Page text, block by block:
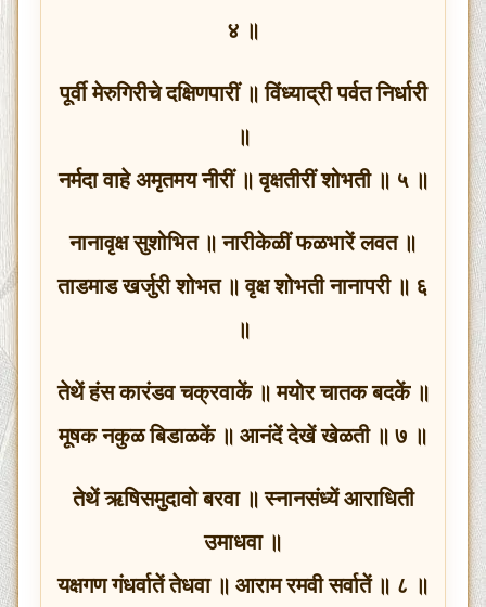
४ ॥
पूर्वी मेरुगिरीचे दक्षिणपारीं ॥ विंध्याद्री पर्वत निर्धारी
॥
नर्मदा वाहे अमृतमय नीरीं ॥ वृक्षतीरीं शोभती ॥ ५ ॥
नानावृक्ष सुशोभित ॥ नारीकेळीं फळभारें लवत ॥
ताडमाड खर्जुरी शोभत ॥ वृक्ष शोभती नानापरी ॥ ६
॥
तेथें हंस कारंडव चक्रवाकें ॥ मयोर चातक बदकें ॥
मूषक नकुळ बिडाळकें ॥ आनंदें देखें खेळती ॥ ७ ॥
तेथें ऋषिसमुदावो बरवा ॥ स्नानसंध्यें आराधिती
उमाधवा ॥
यक्षगण गंधर्वातें तेधवा ॥ आराम रमवी सर्वातें ॥ ८ ॥